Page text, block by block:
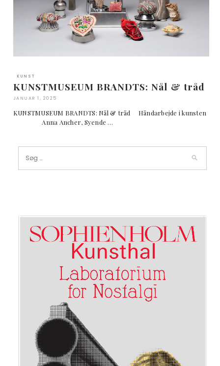
KUNST
KUNSTMUSEUM BRANDTS: Nål & tråd
JANUAR 1, 2025
KUNSTMUSEUM BRANDTS: Nål & tråd Håndarbejde i kunsten
Anna Ancher, Syende …